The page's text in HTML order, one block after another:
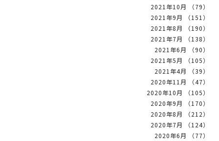
2021年10月 （79）
2021年9月 （151）
2021年8月 （190）
2021年7月 （138）
2021年6月 （90）
2021年5月 （105）
2021年4月 （39）
2020年11月 （47）
2020年10月 （105）
2020年9月 （170）
2020年8月 （212）
2020年7月 （124）
2020年6月 （77）